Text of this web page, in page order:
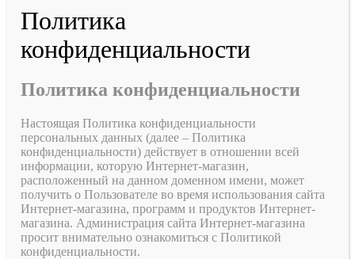
Политика
конфиденциальности
Политика конфиденциальности
Настоящая Политика конфиденциальности
персональных данных (далее – Политика
конфиденциальности) действует в отношении всей
информации, которую Интернет-магазин,
расположенный на данном доменном имени, может
получить о Пользователе во время использования сайта
Интернет-магазина, программ и продуктов Интернет-
магазина. Администрация сайта Интернет-магазина
просит внимательно ознакомиться с Политикой
конфиденциальности.